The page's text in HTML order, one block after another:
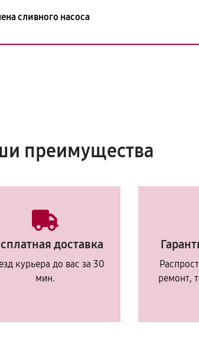
сливного насоса
преимущества
доставка
курьера до вас за 30
мин.
ремонт,